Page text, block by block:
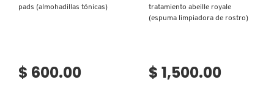
pads (almohadillas tónicas)
$ 600.00
tratamiento abeille royale
(espuma limpiadora de rostro)
$ 1,500.00